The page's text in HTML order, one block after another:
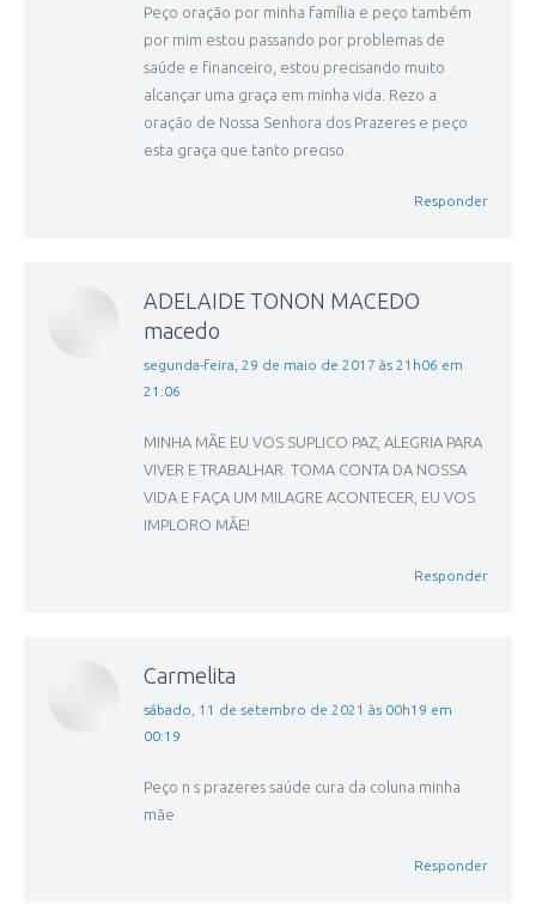
Peço oração por minha família e peço também
por mim estou passando por problemas de
saúde e financeiro, estou precisando muito
alcançar uma graça em minha vida. Rezo a
oração de Nossa Senhora dos Prazeres e peço
esta graça que tanto preciso.
Responder
ADELAIDE TONON MACEDO
macedo
disse:
segunda-feira, 29 de maio de 2017 às 21h06 em
21:06
MINHA MÃE EU VOS SUPLICO PAZ, ALEGRIA PARA
VIVER E TRABALHAR. TOMA CONTA DA NOSSA
VIDA E FAÇA UM MILAGRE ACONTECER, EU VOS
IMPLORO MÃE!
Responder
Carmelita
disse:
sábado, 11 de setembro de 2021 às 00h19 em
00:19
Peço n s prazeres saúde cura da coluna minha
mãe
Responder